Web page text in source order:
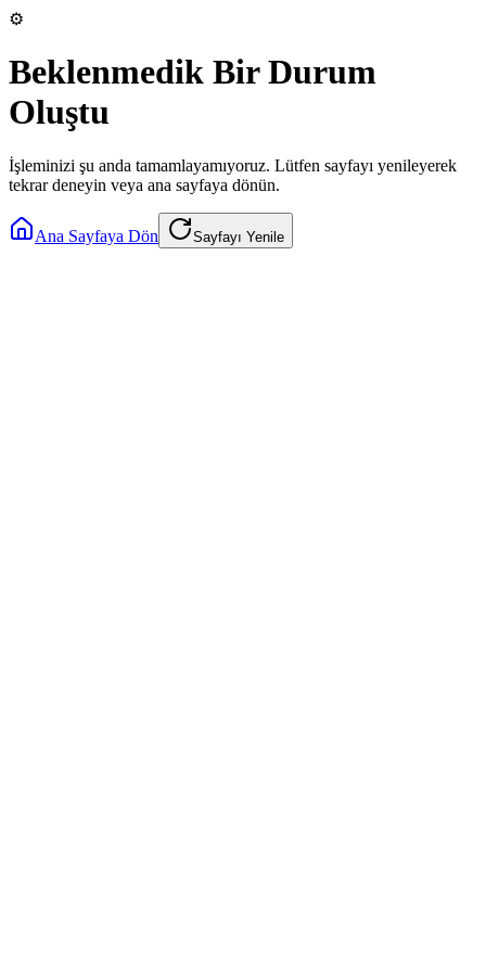
⚙️
Beklenmedik Bir Durum
Oluştu
İşleminizi şu anda tamamlayamıyoruz. Lütfen sayfayı yenileyerek
tekrar deneyin veya ana sayfaya dönün.
Ana Sayfaya Dön Sayfayı Yenile